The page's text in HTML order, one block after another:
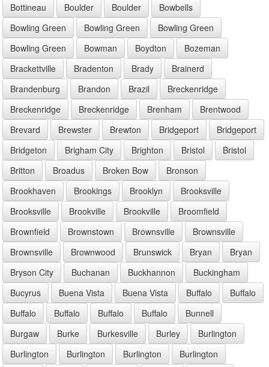
Bottineau
Boulder Boulder
Bowbells
Bowling Green
Bowling Green
Bowling Green
Bowling Green
Bowman Boydton
Bozeman
Brackettville
Bradenton Brady
Brainerd
Brandenburg
Brandon Brazil
Breckenridge
Breckenridge
Breckenridge Brenham
Brentwood
Brevard
Brewster Brewton Bridgeport
Bridgeport
Bridgeton
Brigham City Brighton Bristol
Bristol
Britton
Broadus Broken Bow
Bronson
Brookhaven
Brookings Brooklyn
Brooksville
Brooksville
Brookville Brookville
Broomfield
Brownfield
Brownstown Brownsville
Brownsville
Brownsville
Brownwood Brunswick Bryan
Bryan
Bryson City
Buchanan Buckhannon
Buckingham
Bucyrus
Buena Vista Buena Vista Buffalo
Buffalo
Buffalo
Buffalo Buffalo Buffalo
Bunnell
Burgaw
Burke Burkesville Burley
Burlington
Burlington
Burlington Burlington
Burlington